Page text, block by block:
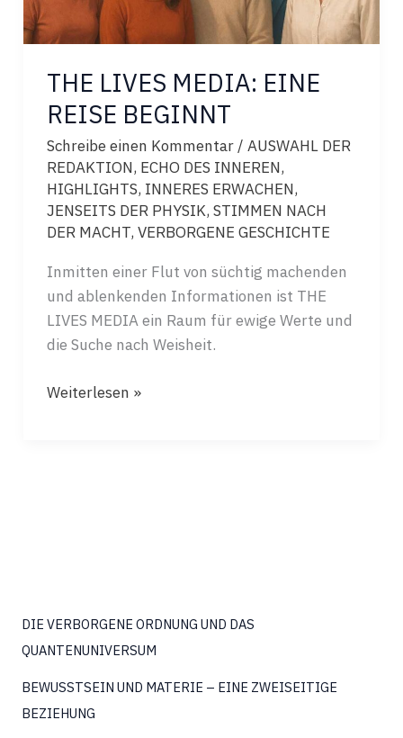
THE LIVES MEDIA: EINE
REISE BEGINNT
Schreibe einen Kommentar/ AUSWAHL DER
REDAKTION, ECHO DES INNEREN,
HIGHLIGHTS, INNERES ERWACHEN,
JENSEITS DER PHYSIK, STIMMEN NACH
DER MACHT, VERBORGENE GESCHICHTE
Inmitten einer Flut von süchtig machenden
und ablenkenden Informationen ist THE
LIVES MEDIA ein Raum für ewige Werte und
die Suche nach Weisheit.
THE
Weiterlesen »
DIE VERBORGENE ORDNUNG UND DAS
QUANTENUNIVERSUM
BEWUSSTSEIN UND MATERIE – EINE ZWEISEITIGE
BEZIEHUNG